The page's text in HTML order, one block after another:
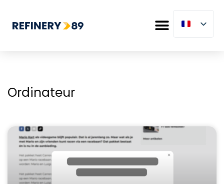
Ordinateur